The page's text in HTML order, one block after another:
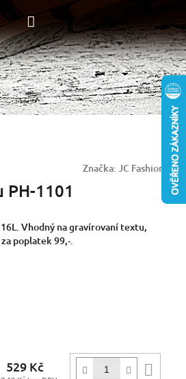
Nákupní
košík
Značka: JC Fashion
PH-1101
Vhodný na gravírovaní textu,
poplatek 99,-.
529 Kč